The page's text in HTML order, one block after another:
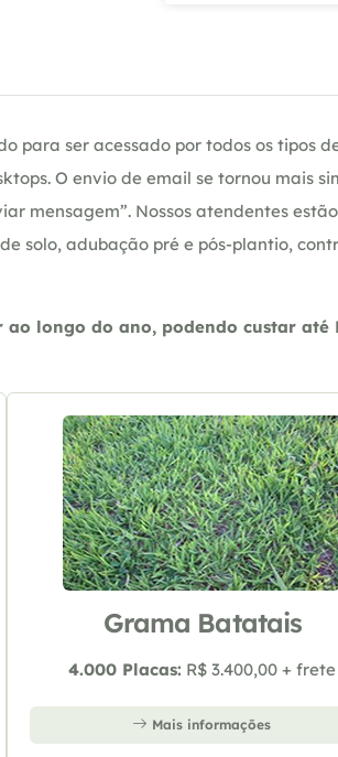
para ser acessado por todos os tipos
O envio de email se tornou mais
mensagem”. Nossos atendentes
solo, adubação pré e pós-plantio,
longo do ano, podendo custar até
Grama Batatais
4.000 Placas: R$ 3.400,00 + frete
Mais informações